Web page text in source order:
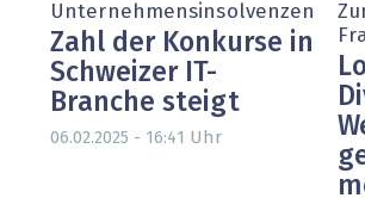
Digital
» alle
Unternehmensinsolvenzen
Zahl der Konkurse in
Schweizer IT-
Branche steigt
06.02.2025 - 16:41 Uhr